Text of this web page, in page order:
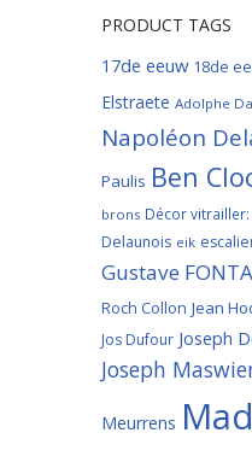
PRODUCT TAGS
17de eeuw 18de
Elstraete Adolphe
Napoléon
Paulis Ben
brons Décor vitrailler:
Delaunois eik
Gustave
Roch Collon Jean
Jos Dufour Joseph
Joseph
Meurrens